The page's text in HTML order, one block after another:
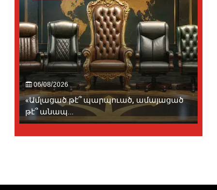
06/08/2026
«Ամլացած թէ՞ պարպուած, ամայացած
թէ՞ անապ...